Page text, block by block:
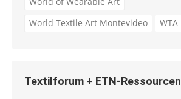
World Textile Art Montevideo
WTA
Textilforum + ETN-Ressourcen